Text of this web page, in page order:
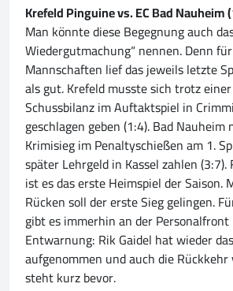
Krefeld Pinguine vs. EC Bad Nauheim
Man könnte diese Begegnung auch
Wiedergutmachung“ nennen. Denn
Mannschaften lief das jeweils letzte
als gut. Krefeld musste sich trotz
Schussbilanz im Auftaktspiel in
geschlagen geben (1:4). Bad Nauheim
Krimisieg im Penaltyschießen am 1.
später Lehrgeld in Kassel zahlen
ist es das erste Heimspiel der Saison.
Rücken soll der erste Sieg gelingen.
gibt es immerhin an der Personalfront
Entwarnung: Rik Gaidel hat wieder
aufgenommen und auch die
steht kurz bevor.